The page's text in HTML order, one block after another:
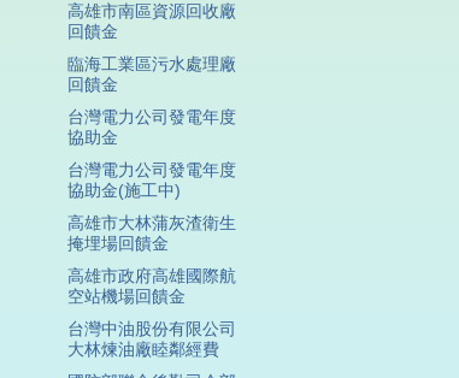
高雄市南區資源回收廠
回饋金
臨海工業區污水處理廠
回饋金
台灣電力公司發電年度
協助金
台灣電力公司發電年度
協助金(施工中)
高雄市大林蒲灰渣衛生
掩埋場回饋金
高雄市政府高雄國際航
空站機場回饋金
台灣中油股份有限公司
大林煉油廠睦鄰經費